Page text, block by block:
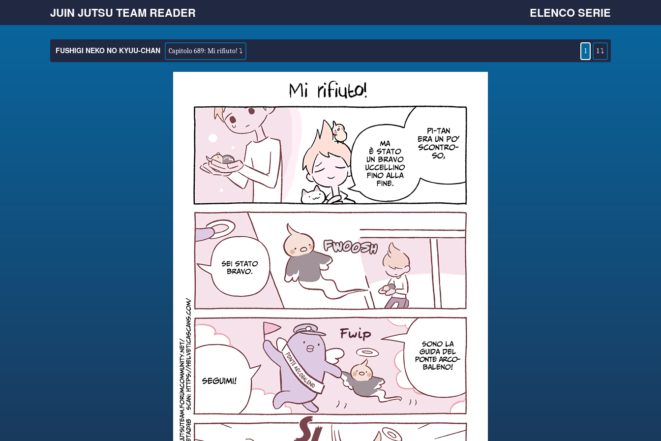
JUIN JUTSU TEAM READER ELENCO SERIE
FUSHIGI NEKO NO KYUU-CHAN Capitolo 689: Mi rifiuto! ⤵ 1 1 ⤵